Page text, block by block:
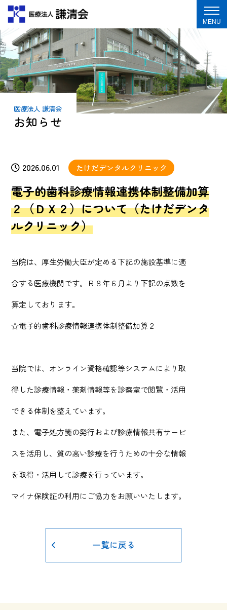
医療法人 謙清会
お知らせ
2026.06.01 たけだデンタルクリニック
電子的歯科診療情報連携体制整備加算
２（ＤＸ２）について（たけだデンタ
ルクリニック）
当院は、厚生労働大臣が定める下記の施設基準に適
合する医療機関です。Ｒ８年６月より下記の点数を
算定しております。
☆電子的歯科診療情報連携体制整備加算２
当院では、オンライン資格確認等システムにより取
得した診療情報・薬剤情報等を診察室で閲覧・活用
できる体制を整えています。
また、電子処方箋の発行および診療情報共有サービ
スを活用し、質の高い診療を行うための十分な情報
を取得・活用して診療を行っています。
マイナ保険証の利用にご協力をお願いいたします。
一覧に戻る
MENU